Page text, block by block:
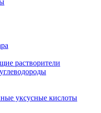
растворители
уксусные кислоты